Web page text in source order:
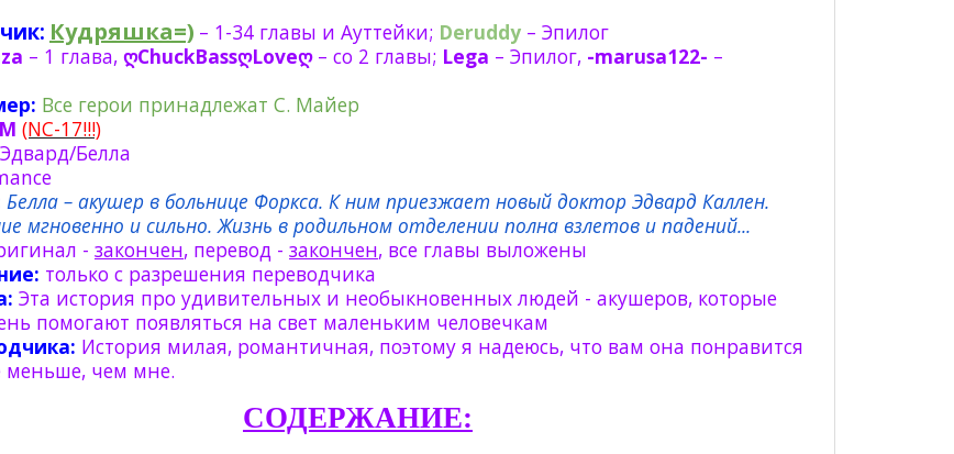
Кудряшка=) – 1-34 главы и Ауттейки; Deruddy – Эпилог
– 1 глава, ღChuckBassღLoveღ– со 2 главы; Lega – Эпилог, -marusa122- –
Все герои принадлежат С. Майер
M (NC-17!!!)
Эдвард/Белла
Белла – акушер в больнице Форкса. К ним приезжает новый доктор Эдвард Каллен.
мгновенно и сильно. Жизнь в родильном отделении полна взлетов и падений...
- закончен, перевод - закончен, все главы выложены
только с разрешения переводчика
Эта история про удивительных и необыкновенных людей - акушеров, которые
помогают появляться на свет маленьким человечкам
История милая, романтичная, поэтому я надеюсь, что вам она понравится
меньше, чем мне.
СОДЕРЖАНИЕ: